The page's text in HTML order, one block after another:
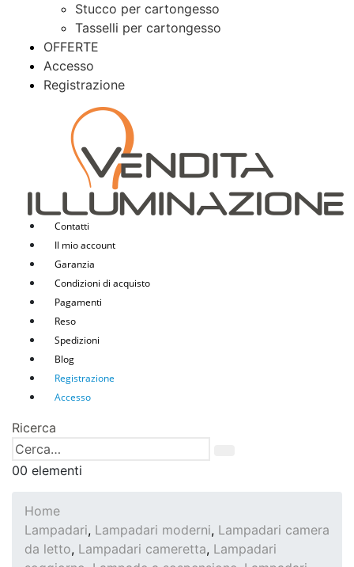
Stucco per cartongesso
Tasselli per cartongesso
OFFERTE
Accesso
Registrazione
Contatti
Il mio account
Garanzia
Condizioni di acquisto
Pagamenti
Reso
Spedizioni
Blog
Registrazione
Accesso
Ricerca
00 elementi
Home
Lampadari, Lampadari moderni, Lampadari camera
da letto, Lampadari cameretta, Lampadari